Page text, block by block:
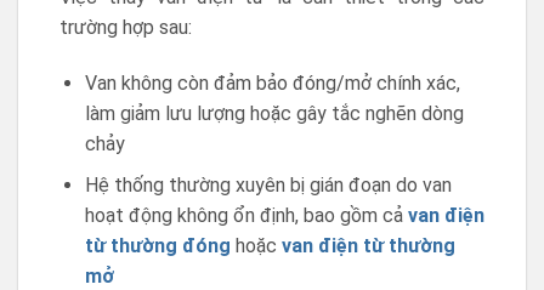
trường hợp sau:
Van không còn đảm bảo đóng/mở chính xác,
làm giảm lưu lượng hoặc gây tắc nghẽn dòng
chảy
Hệ thống thường xuyên bị gián đoạn do van
hoạt động không ổn định, bao gồm cả van điện
từ thường đóng hoặc van điện từ thường
mở